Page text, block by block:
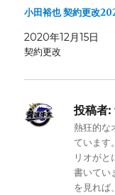
小田裕也 契約更改
2020年12月15日
契約更改
投稿者:
熱狂的な
ています
リオがと
書いてい
を見れば